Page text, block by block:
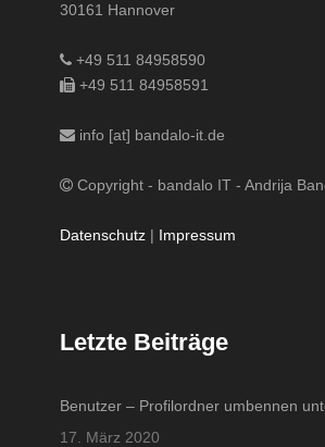
30161 Hannover
+49 511 84958590
+49 511 84958591
info [at] bandalo-it.de
Copyright - bandalo IT - Andrija
Datenschutz | Impressum
Letzte Beiträge
Benutzer – Profilordner umbennen
17. März 2020